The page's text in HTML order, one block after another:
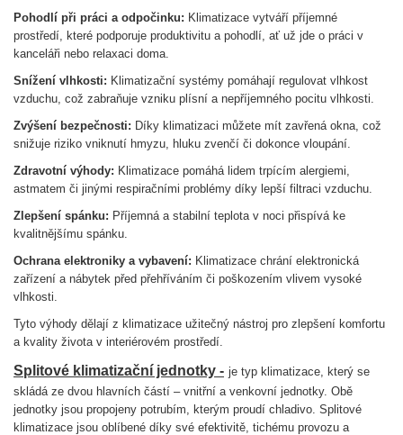
Pohodlí při práci a odpočinku: Klimatizace vytváří příjemné
prostředí, které podporuje produktivitu a pohodlí, ať už jde o práci v
kanceláři nebo relaxaci doma.
Snížení vlhkosti: Klimatizační systémy pomáhají regulovat vlhkost
vzduchu, což zabraňuje vzniku plísní a nepříjemného pocitu vlhkosti.
Zvýšení bezpečnosti: Díky klimatizaci můžete mít zavřená okna, což
snižuje riziko vniknutí hmyzu, hluku zvenčí či dokonce vloupání.
Zdravotní výhody: Klimatizace pomáhá lidem trpícím alergiemi,
astmatem či jinými respiračními problémy díky lepší filtraci vzduchu.
Zlepšení spánku: Příjemná a stabilní teplota v noci přispívá ke
kvalitnějšímu spánku.
Ochrana elektroniky a vybavení: Klimatizace chrání elektronická
zařízení a nábytek před přehříváním či poškozením vlivem vysoké
vlhkosti.
Tyto výhody dělají z klimatizace užitečný nástroj pro zlepšení komfortu
a kvality života v interiérovém prostředí.
Splitové klimatizační jednotky - je typ klimatizace, který se
skládá ze dvou hlavních částí – vnitřní a venkovní jednotky. Obě
jednotky jsou propojeny potrubím, kterým proudí chladivo. Splitové
klimatizace jsou oblíbené díky své efektivitě, tichému provozu a